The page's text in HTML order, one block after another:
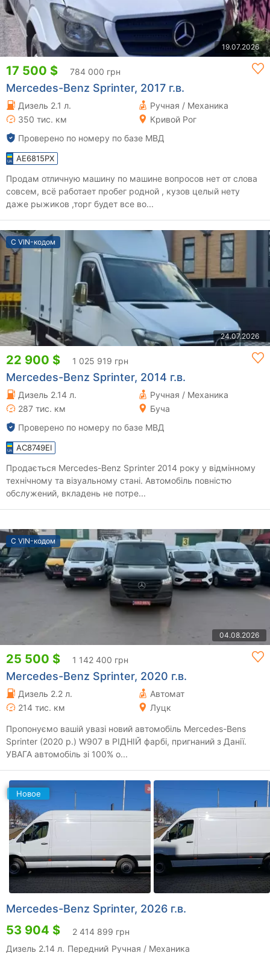
19.07.2026
17 500 $ 784 000 грн
Mercedes-Benz Sprinter, 2017 г.в.
Дизель 2.1 л.
Ручная / Механика
350 тис. км
Кривой Рог
Проверено по номеру по базе МВД
AE6815PX
Продам отличную машину по машине вопросов нет от слова
совсем, всё работает пробег родной , кузов целый нету
даже рыжиков ,торг будет все во...
С VIN-кодом
24.07.2026
22 900 $ 1 025 919 грн
Mercedes-Benz Sprinter, 2014 г.в.
Дизель 2.14 л.
Ручная / Механика
287 тис. км
Буча
Проверено по номеру по базе МВД
AC8749EI
Продається Mercedes-Benz Sprinter 2014 року у відмінному
технічному та візуальному стані. Автомобіль повністю
обслужений, вкладень не потре...
С VIN-кодом
04.08.2026
25 500 $ 1 142 400 грн
Mercedes-Benz Sprinter, 2020 г.в.
Дизель 2.2 л.
Автомат
214 тис. км
Луцк
Пропонуємо вашій увазі новий автомобіль Mercedes-Bens
Sprinter (2020 р.) W907 в РІДНІЙ фарбі, пригнаний з Данії.
УВАГА автомобіль зі 100% о...
Новое
Mercedes-Benz Sprinter, 2026 г.в.
53 904 $
2 414 899 грн
Дизель 2.14 л. Передний Ручная / Механика